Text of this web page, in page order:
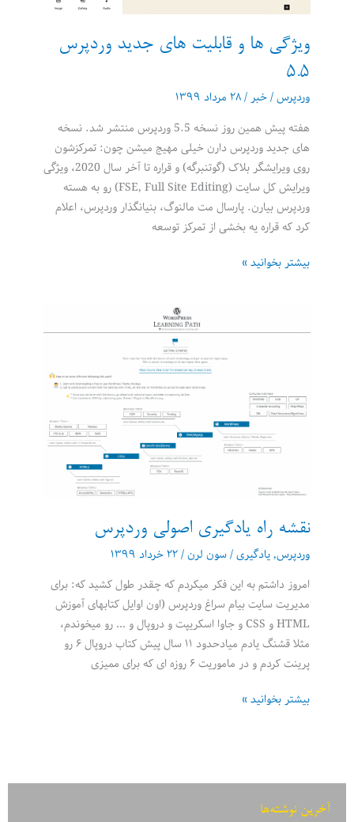
ویژگی ها و قابلیت های جدید وردپرس
۵.۵
وردپرس/خبر/۲۸ مرداد ۱۳۹۹
هفته پیش همین روز نسخه 5.5 وردپرس منتشر شد. نسخه
های جدید وردپرس دارن خیلی مهیج میشن چون: تمرکزشون
روی ویرایشگر بلاک (گوتنبرگه) و قراره تا آخر سال 2020، ویژگی
ویرایش کل سایت (FSE, Full Site Editing) رو به هسته
وردپرس بیارن. پارسال مت مالنوگ، بنیانگذار وردپرس، اعلام
کرد که قراره یه بخشی از تمرکز توسعه
ویژگی
۵.۵
بیشتر بخوانید »
نقشه راه یادگیری اصولی وردپرس
وردپرس,یادگیری/سون لرن/۲۲ خرداد ۱۳۹۹
امروز داشتم به این فکر میکردم که چقدر طول کشید که: برای
مدیریت سایت بیام سراغ وردپرس (اون اوایل کتابهای آموزش
HTML و CSS و جاوا اسکریپت و دروپال و … رو میخوندم،
مثلا قشنگ یادم میادحدود ۱۱ سال پیش کتاب دروپال ۶ رو
پرینت کردم و در ماموریت ۶ روزه ای که برای ممیزی
نقشه
بیشتر بخوانید »
آخرین نوشته‌ها